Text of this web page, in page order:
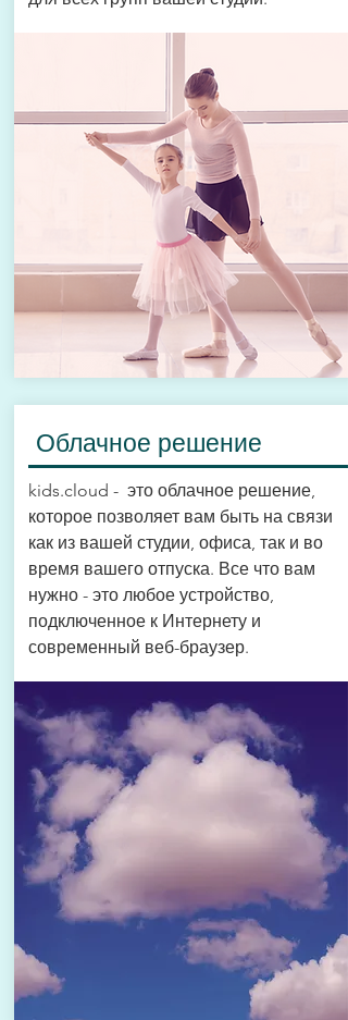
Облачное решение
kids.cloud - это облачное решение,
которое позволяет вам быть на связи
как из вашей студии, офиса, так и во
время вашего отпуска. Все что вам
нужно - это любое устройство,
подключенное к Интернету и
современный веб-браузер.